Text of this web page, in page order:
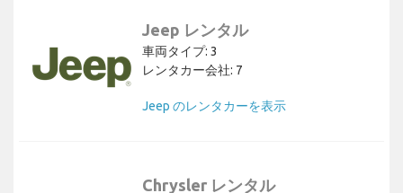
Jeep レンタル
車両タイプ: 3
レンタカー会社: 7
Jeep のレンタカーを表示
Chrysler レンタル